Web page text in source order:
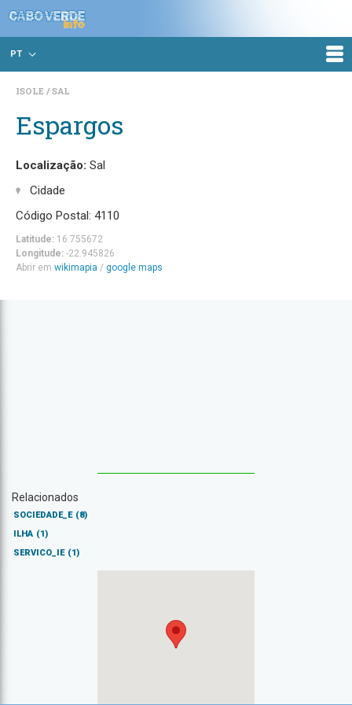
PT
ISOLE SAL
Espargos
Localização: Sal
Cidade
Código Postal: 4110
Latitude: 16.755672
Longitude: -22.945826
Abrir em wikimapia / google maps
Relacionados
SOCIEDADE_E (8)
ILHA (1)
SERVICO_IE (1)